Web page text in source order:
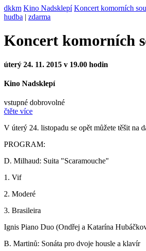
dkkm Kino Nadsklepí Koncert komorních
hudba | zdarma
Koncert komorních
úterý 24. 11. 2015 v 19.00 hodin
Kino Nadsklepí
vstupné dobrovolné
čtěte více
V úterý 24. listopadu se opět můžete těšit na
PROGRAM:
D. Milhaud: Suita "Scaramouche"
1. Vif
2. Moderé
3. Brasileira
Ignis Piano Duo (Ondřej a Katarína
B. Martinů: Sonáta pro dvoje housle a klavír